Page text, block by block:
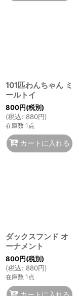
101匹わんちゃん ミ
ールトイ
800円(税別)
(税込: 880円)
在庫数 1点
カートに入れる
ダックスフンド オ
ーナメント
800円(税別)
(税込: 880円)
在庫数 1点